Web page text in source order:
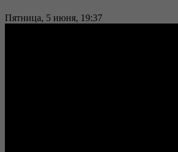
Пятница, 5 июня, 19:37